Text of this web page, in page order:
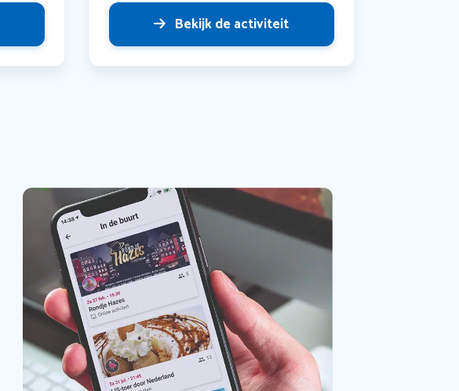
Bekijk de activiteit